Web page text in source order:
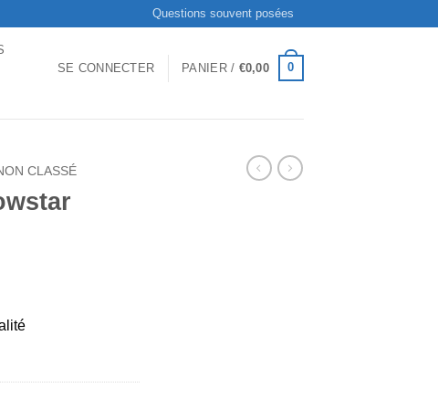
Questions souvent posées
SE CONNECTER PANIER / €0,00 0
CLASSÉ